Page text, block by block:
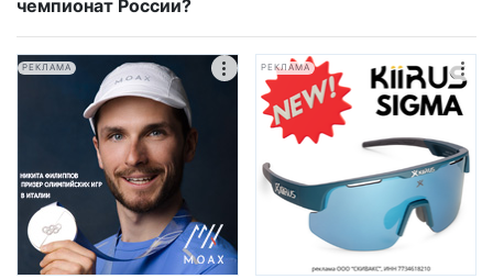
чемпионат России?
РЕКЛАМА РЕКЛАМА